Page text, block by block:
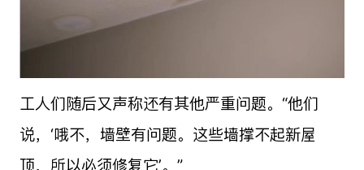
工人们随后又声称还有其他严重问题。“他们
说，‘哦不，墙壁有问题。这些墙撑不起新屋
顶，所以必须修复它’。”